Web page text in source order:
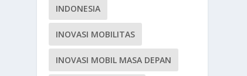
INDONESIA
INOVASI MOBILITAS
INOVASI MOBIL MASA DEPAN